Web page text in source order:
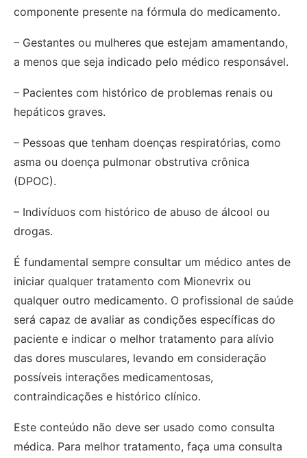
componente presente na fórmula do medicamento.
– Gestantes ou mulheres que estejam amamentando,
a menos que seja indicado pelo médico responsável.
– Pacientes com histórico de problemas renais ou
hepáticos graves.
– Pessoas que tenham doenças respiratórias, como
asma ou doença pulmonar obstrutiva crônica
(DPOC).
– Indivíduos com histórico de abuso de álcool ou
drogas.
É fundamental sempre consultar um médico antes de
iniciar qualquer tratamento com Mionevrix ou
qualquer outro medicamento. O profissional de saúde
será capaz de avaliar as condições específicas do
paciente e indicar o melhor tratamento para alívio
das dores musculares, levando em consideração
possíveis interações medicamentosas,
contraindicações e histórico clínico.
Este conteúdo não deve ser usado como consulta
médica. Para melhor tratamento, faça uma consulta